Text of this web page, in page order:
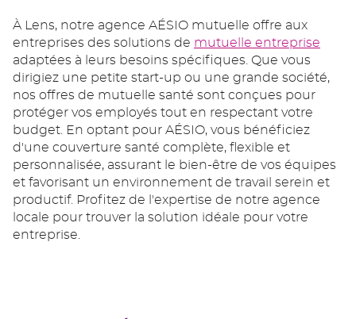
À Lens, notre agence AÉSIO mutuelle offre aux
entreprises des solutions de mutuelle entreprise
adaptées à leurs besoins spécifiques. Que vous
dirigiez une petite start-up ou une grande société,
nos offres de mutuelle santé sont conçues pour
protéger vos employés tout en respectant votre
budget. En optant pour AÉSIO, vous bénéficiez
d'une couverture santé complète, flexible et
personnalisée, assurant le bien-être de vos équipes
et favorisant un environnement de travail serein et
productif. Profitez de l'expertise de notre agence
locale pour trouver la solution idéale pour votre
entreprise.